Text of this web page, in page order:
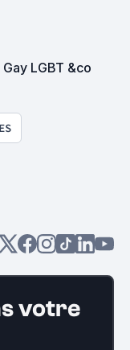
Gay LGBT &co
votre